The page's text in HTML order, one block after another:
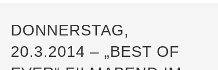
DONNERSTAG,
20.3.2014 – „BEST OF